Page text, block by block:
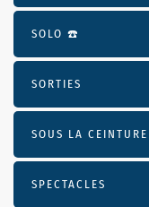
SOLO ☎️
SORTIES
SOUS LA CEINTURE
SPECTACLES